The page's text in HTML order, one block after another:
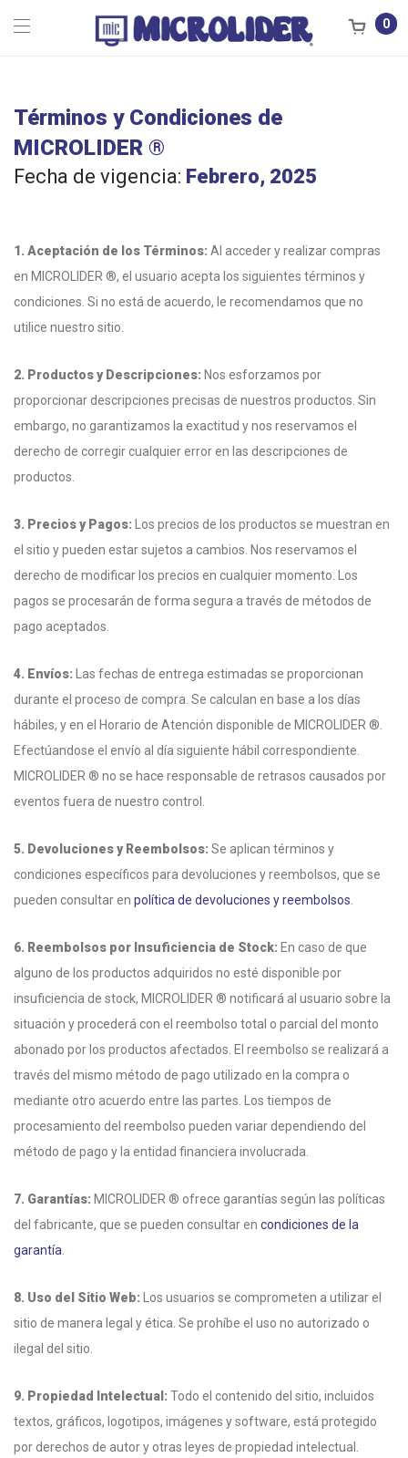
0
Términos y Condiciones de
MICROLIDER ®
Fecha de vigencia: Febrero, 2025
1. Aceptación de los Términos: Al acceder y realizar compras
en MICROLIDER ®, el usuario acepta los siguientes términos y
condiciones. Si no está de acuerdo, le recomendamos que no
utilice nuestro sitio.
2. Productos y Descripciones: Nos esforzamos por
proporcionar descripciones precisas de nuestros productos. Sin
embargo, no garantizamos la exactitud y nos reservamos el
derecho de corregir cualquier error en las descripciones de
productos.
3. Precios y Pagos: Los precios de los productos se muestran en
el sitio y pueden estar sujetos a cambios. Nos reservamos el
derecho de modificar los precios en cualquier momento. Los
pagos se procesarán de forma segura a través de métodos de
pago aceptados.
4. Envíos: Las fechas de entrega estimadas se proporcionan
durante el proceso de compra. Se calculan en base a los días
hábiles, y en el Horario de Atención disponible de MICROLIDER ®.
Efectúandose el envío al día siguiente hábil correspondiente.
MICROLIDER ® no se hace responsable de retrasos causados por
eventos fuera de nuestro control.
5. Devoluciones y Reembolsos: Se aplican términos y
condiciones específicos para devoluciones y reembolsos, que se
pueden consultar en política de devoluciones y reembolsos
6. Reembolsos por Insuficiencia de Stock: En caso de que
alguno de los productos adquiridos no esté disponible por
insuficiencia de stock, MICROLIDER ® notificará al usuario sobre la
situación y procederá con el reembolso total o parcial del monto
abonado por los productos afectados. El reembolso se realizará a
través del mismo método de pago utilizado en la compra o
mediante otro acuerdo entre las partes. Los tiempos de
procesamiento del reembolso pueden variar dependiendo del
método de pago y la entidad financiera involucrada.
7. Garantías: MICROLIDER ® ofrece garantías según las políticas
del fabricante, que se pueden consultar en condiciones de la
garantía
8. Uso del Sitio Web: Los usuarios se comprometen a utilizar el
sitio de manera legal y ética. Se prohíbe el uso no autorizado o
ilegal del sitio.
9. Propiedad Intelectual: Todo el contenido del sitio, incluidos
textos, gráficos, logotipos, imágenes y software, está protegido
por derechos de autor y otras leyes de propiedad intelectual.